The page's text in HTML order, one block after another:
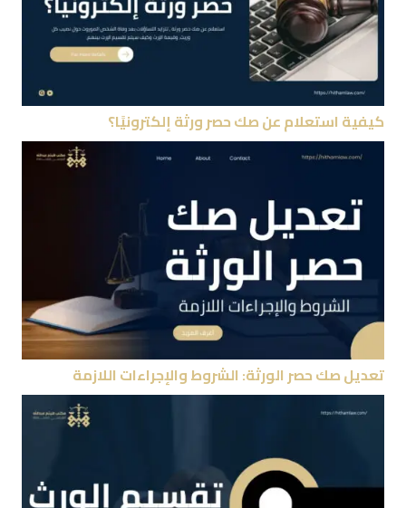
كيفية استعلام عن صك حصر ورثة إلكترونيًا؟
تعديل صك حصر الورثة: الشروط والإجراءات اللازمة